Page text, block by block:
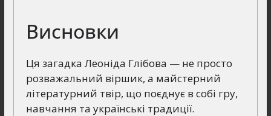
Висновки
Ця загадка Леоніда Глібова — не просто
розважальний віршик, а майстерний
літературний твір, що поєднує в собі гру,
навчання та українські традиції.